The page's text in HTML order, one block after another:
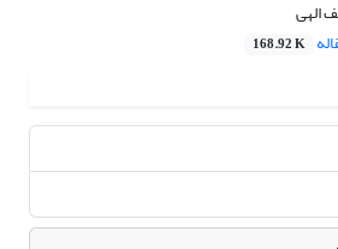
الهی
168.92 K